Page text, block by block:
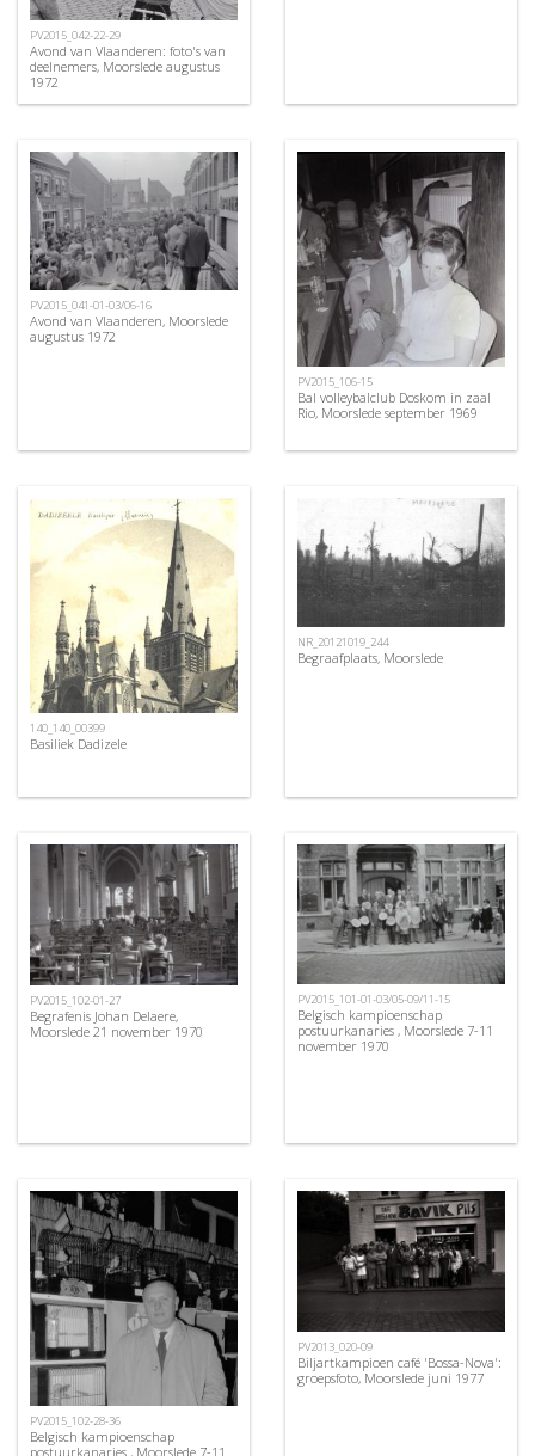
PV2015_042-22-29
Avond van Vlaanderen: foto's van
deelnemers, Moorslede augustus
1972
PV2015_041-01-03/06-16
Avond van Vlaanderen, Moorslede
augustus 1972
PV2015_106-15
Bal volleybalclub Doskom in zaal
Rio, Moorslede september 1969
140_140_00399
Basiliek Dadizele
NR_20121019_244
Begraafplaats, Moorslede
PV2015_102-01-27
Begrafenis Johan Delaere,
Moorslede 21 november 1970
PV2015_101-01-03/05-09/11-15
Belgisch kampioenschap
postuurkanaries , Moorslede 7-11
november 1970
PV2015_102-28-36
Belgisch kampioenschap
postuurkanaries , Moorslede 7-11
PV2013_020-09
Biljartkampioen café 'Bossa-Nova':
groepsfoto, Moorslede juni 1977